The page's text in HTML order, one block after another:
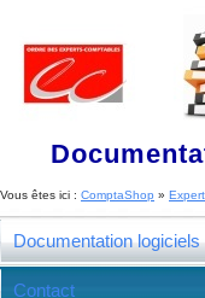
Vous êtes ici : ComptaShop »
Documentation logiciels
Contact